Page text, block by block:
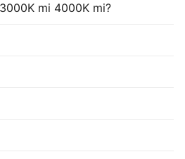
3000K mi 4000K mi?